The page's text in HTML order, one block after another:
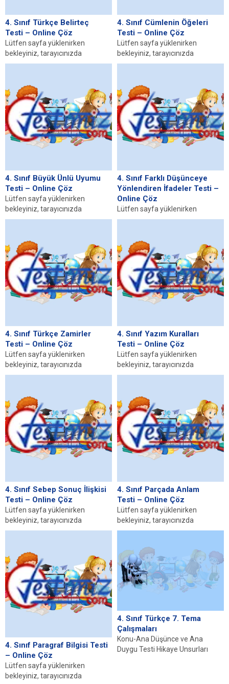
4. Sınıf Türkçe Belirteç
Testi – Online Çöz
Lütfen sayfa yüklenirken
bekleyiniz, tarayıcınızda
javascript desteğinin etkin
sayfa yüklenmediyse buraya...
4. Sınıf Cümlenin Öğeleri
Testi – Online Çöz
Lütfen sayfa yüklenirken
bekleyiniz, tarayıcınızda
javascript desteğinin etkin
sayfa yüklenmediyse buraya...
4. Sınıf Büyük Ünlü Uyumu
Testi – Online Çöz
Lütfen sayfa yüklenirken
bekleyiniz, tarayıcınızda
javascript desteğinin etkin
sayfa yüklenmediyse buraya...
4. Sınıf Farklı Düşünceye
Yönlendiren İfadeler Testi –
Online Çöz
Lütfen sayfa yüklenirken
bekleyiniz, tarayıcınızda
olduğundan emin olunuz. Eğer
sayfa yüklenmediyse buraya...
4. Sınıf Türkçe Zamirler
Testi – Online Çöz
Lütfen sayfa yüklenirken
bekleyiniz, tarayıcınızda
javascript desteğinin etkin
sayfa yüklenmediyse buraya...
4. Sınıf Yazım Kuralları
Testi – Online Çöz
Lütfen sayfa yüklenirken
bekleyiniz, tarayıcınızda
javascript desteğinin etkin
sayfa yüklenmediyse buraya...
4. Sınıf Sebep Sonuç İlişkisi
Testi – Online Çöz
Lütfen sayfa yüklenirken
bekleyiniz, tarayıcınızda
javascript desteğinin etkin
sayfa yüklenmediyse buraya...
4. Sınıf Parçada Anlam
Testi – Online Çöz
Lütfen sayfa yüklenirken
bekleyiniz, tarayıcınızda
javascript desteğinin etkin
sayfa yüklenmediyse buraya...
4. Sınıf Paragraf Bilgisi Testi
– Online Çöz
Lütfen sayfa yüklenirken
bekleyiniz, tarayıcınızda
4. Sınıf Türkçe 7. Tema
Çalışmaları
Konu-Ana Düşünce ve Ana
Duygu Testi Hikaye Unsurları